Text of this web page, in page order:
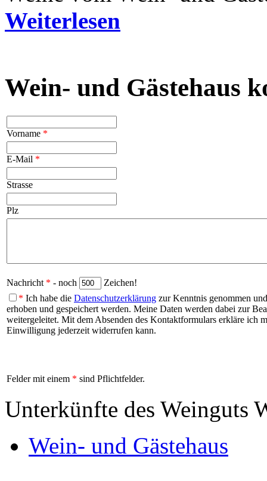
Weiterlesen
Wein- und Gästehaus
Vorname *
E-Mail *
Strasse
Plz
Nachricht * - noch
Zeichen!
* Ich habe die Datenschutzerklärung zur Kenntnis genommen
erhoben und gespeichert werden. Meine Daten werden dabei zur
weitergeleitet. Mit dem Absenden des Kontaktformulars erkläre ich
Einwilligung jederzeit widerrufen kann.
Felder mit einem * sind Pflichtfelder.
Unterkünfte des Weinguts
Wein- und Gästehaus